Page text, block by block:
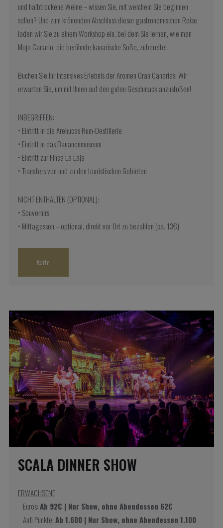
und halbtrockene Weine – wissen Sie, mit welchem Sie beginnen
sollen? Und zum krönenden Abschluss dieser gastronomischen Reise
laden wir Sie zu einem Workshop ein, bei dem Sie lernen, wie man
Mojo Canario, die berühmte kanarische Soße, zubereitet.
Buchen Sie Ihr intensives Erlebnis der Aromen Gran Canarias: Wir
erwarten Sie, um mit Ihnen auf den guten Geschmack anzustoßen!
INBEGRIFFEN:
• Eintritt in die Arehucas Rum-Destillerie
• Eintritt in das Bananenmuseum
• Eintritt zur Finca La Laja
• Transfers von und zu den touristischen Gebieten
NICHT ENTHALTEN (OPTIONAL):
• Souvernirs
• Mittagessen – optional, direkt vor Ort zu bezahlen (ca. 13€)
Karte
SCALA DINNER SHOW
ERWACHSENE
Euros:Ab 92€ | Nur Show, ohne Abendessen 62€
Anfi Punkte:Ab 1.600 | Nur Show, ohne Abendessen 1.100